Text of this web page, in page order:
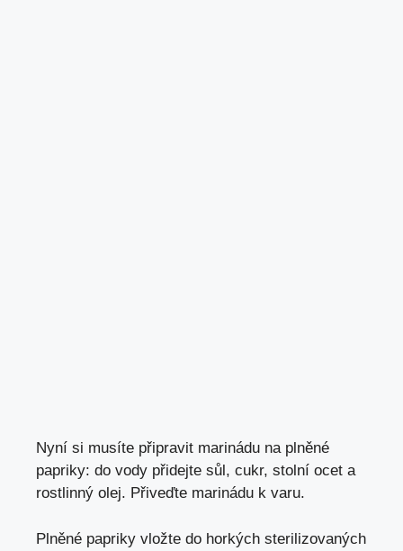
Nyní si musíte připravit marinádu na plněné
papriky: do vody přidejte sůl, cukr, stolní ocet a
rostlinný olej. Přiveďte marinádu k varu.
Plněné papriky vložte do horkých sterilizovaných